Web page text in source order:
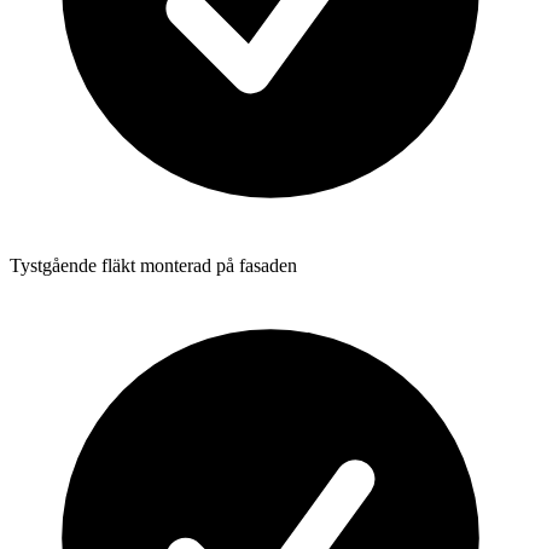
Tystgående fläkt monterad på fasaden